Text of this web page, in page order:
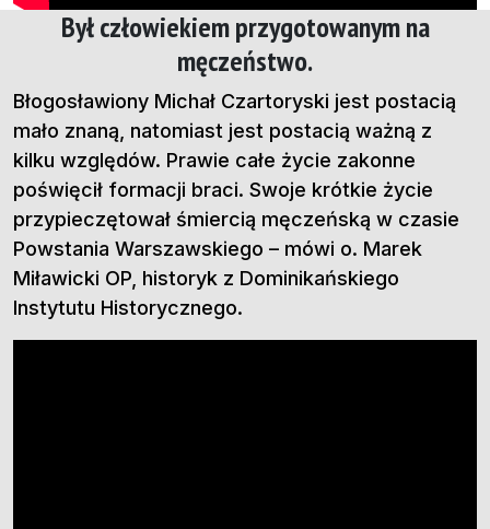
Był człowiekiem przygotowanym na
męczeństwo.
Błogosławiony Michał Czartoryski jest postacią
mało znaną, natomiast jest postacią ważną z
kilku względów. Prawie całe życie zakonne
poświęcił formacji braci. Swoje krótkie życie
przypieczętował śmiercią męczeńską w czasie
Powstania Warszawskiego – mówi o. Marek
Miławicki OP, historyk z Dominikańskiego
Instytutu Historycznego.